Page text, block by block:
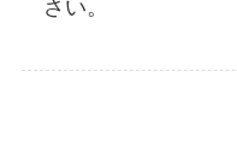
さい。